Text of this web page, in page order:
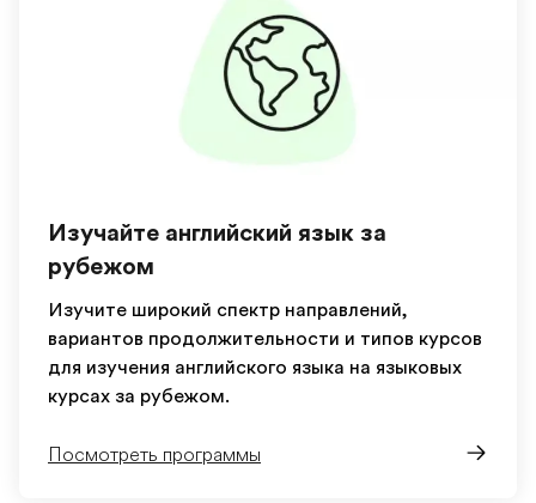
Изучайте английский язык за
рубежом
Изучите широкий спектр направлений,
вариантов продолжительности и типов курсов
для изучения английского языка на языковых
курсах за рубежом.
Посмотреть программы